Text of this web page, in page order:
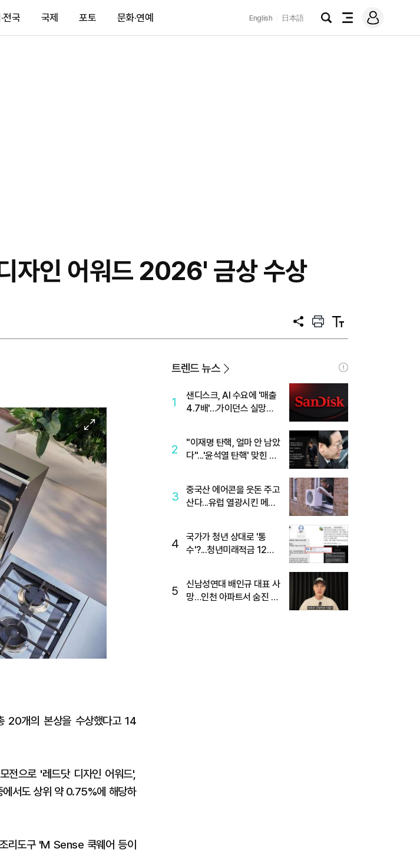
전국 국제 포토 문화·연예 English 日本語
검
전
메
그
자인 어워드 2026' 금상 수상
공
프
트
텍
트
이
미
지
확
대
20개의 본상을 수상했다고 14
전으로 '레드닷 디자인 어워드',
에서도 상위 약 0.75%에 해당하
도구 'M Sense 쿡웨어 등이
트렌드 뉴스
1
샌디스크, AI 수요에 '매출
4.7배'…가이던스 실망에
2
"이재명 탄핵, 얼마 안 남았
다"...'윤석열 탄핵' 맞힌 무
3
중국산 에어콘을 웃돈 주고
산다...유럽 열광시킨 메이
4
국가가 청년 상대로 '통
수'?...청년미래적금 12%
5
신남성연대 배인규 대표 사
망…인천 아파트서 숨진 채